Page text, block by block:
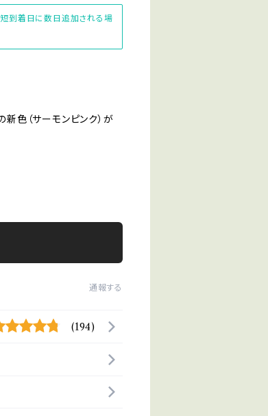
到着日に数日追加される場
色（サーモンピンク）が
通報する
(194)